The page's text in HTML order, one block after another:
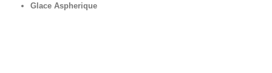
Glace Aspherique